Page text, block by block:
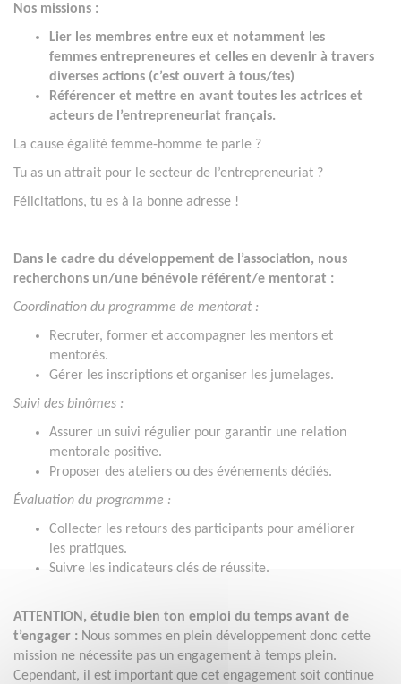
Nos missions :
Lier les membres entre eux et notamment les
femmes entrepreneures et celles en devenir à travers
diverses actions (c’est ouvert à tous/tes)
Référencer et mettre en avant toutes les actrices et
acteurs de l’entrepreneuriat français.
La cause égalité femme-homme te parle ?
Tu as un attrait pour le secteur de l’entrepreneuriat ?
Félicitations, tu es à la bonne adresse !
Dans le cadre du développement de l’association, nous
recherchons un/une bénévole référent/e mentorat :
Coordination du programme de mentorat :
Recruter, former et accompagner les mentors et
mentorés.
Gérer les inscriptions et organiser les jumelages.
Suivi des binômes :
Assurer un suivi régulier pour garantir une relation
mentorale positive.
Proposer des ateliers ou des événements dédiés.
Évaluation du programme :
Collecter les retours des participants pour améliorer
les pratiques.
Suivre les indicateurs clés de réussite.
ATTENTION, étudie bien ton emploi du temps avant de
t’engager : Nous sommes en plein développement donc cette
mission ne nécessite pas un engagement à temps plein.
Cependant, il est important que cet engagement soit continue